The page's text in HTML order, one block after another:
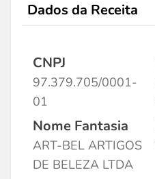
Dados da Receita
CNPJ
97.379.705/0001-
01
Nome Fantasia
ART-BEL ARTIGOS
DE BELEZA LTDA